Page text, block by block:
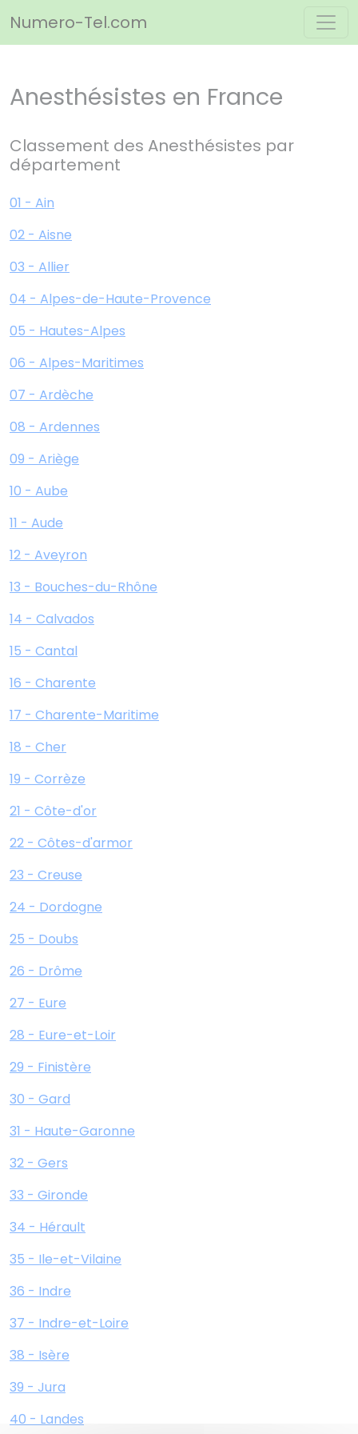
Numero-Tel.com
Anesthésistes en France
Classement des Anesthésistes par
département
01 - Ain
02 - Aisne
03 - Allier
04 - Alpes-de-Haute-Provence
05 - Hautes-Alpes
06 - Alpes-Maritimes
07 - Ardèche
08 - Ardennes
09 - Ariège
10 - Aube
11 - Aude
12 - Aveyron
13 - Bouches-du-Rhône
14 - Calvados
15 - Cantal
16 - Charente
17 - Charente-Maritime
18 - Cher
19 - Corrèze
21 - Côte-d'or
22 - Côtes-d'armor
23 - Creuse
24 - Dordogne
25 - Doubs
26 - Drôme
27 - Eure
28 - Eure-et-Loir
29 - Finistère
30 - Gard
31 - Haute-Garonne
32 - Gers
33 - Gironde
34 - Hérault
35 - Ile-et-Vilaine
36 - Indre
37 - Indre-et-Loire
38 - Isère
39 - Jura
40 - Landes